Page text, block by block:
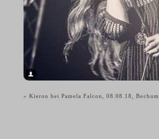
« Kieron bei Pamela Falcon, 08.08.18, Bochum